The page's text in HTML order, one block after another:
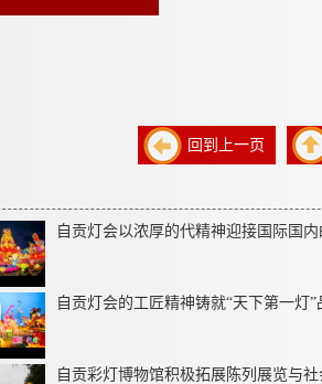
回到上一页
自贡灯会以浓厚的代精神迎接国际国
自贡灯会的工匠精神铸就“天下第一灯”
自贡彩灯博物馆积极拓展陈列展览与社